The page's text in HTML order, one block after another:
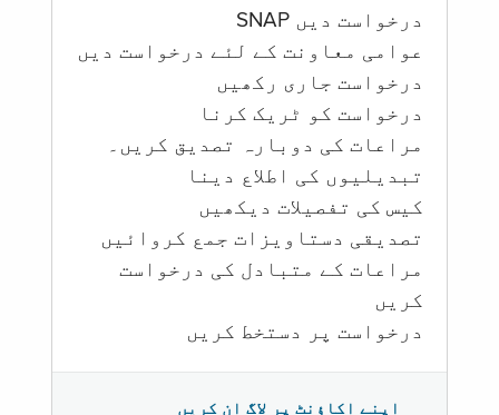
درخواست دیں SNAP
عوامی معاونت کے لئے درخواست دیں
درخواست جاری رکھیں
درخواست کو ٹریک کرنا
مراعات کی دوبارہ تصدیق کریں۔
تبدیلیوں کی اطلاع دینا
کیس کی تفصیلات دیکھیں
تصدیقی دستاویزات جمع کروائیں
مراعات کے متبادل کی درخواست
کریں
درخواست پر دستخط کریں
اپنے اکاؤنٹ پر لاگ ان کریں